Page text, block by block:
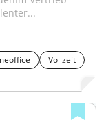
Vollzeit